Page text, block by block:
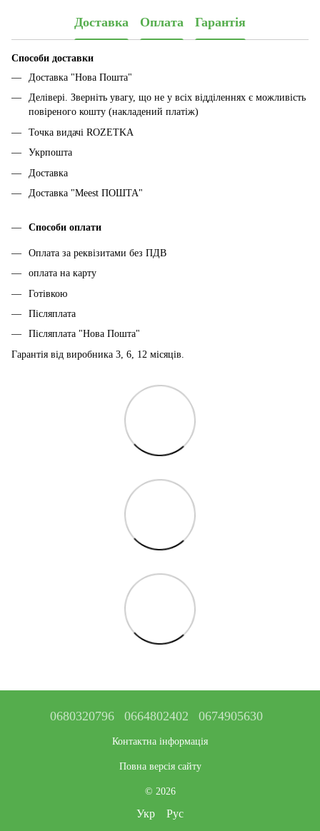
Доставка Оплата Гарантія
Способи доставки
Доставка "Нова Пошта"
Делівері. Зверніть увагу, що не у всіх відділеннях є можливість
повіреного кошту (накладений платіж)
Точка видачі ROZETKA
Укрпошта
Доставка
Доставка "Meest ПОШТА"
Способи оплати
Оплата за реквізитами без ПДВ
оплата на карту
Готівкою
Післяплата
Післяплата "Нова Пошта"
Гарантія від виробника 3, 6, 12 місяців.
0680320796 0664802402 0674905630
Контактна інформація
Повна версія сайту
© 2026
Укр Рус